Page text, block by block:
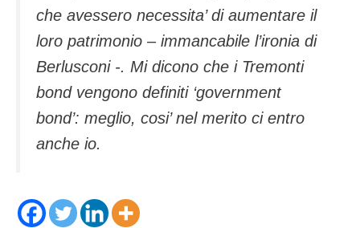
che avessero necessita’ di aumentare il
loro patrimonio – immancabile l’ironia di
Berlusconi -. Mi dicono che i Tremonti
bond vengono definiti ‘government
bond’: meglio, cosi’ nel merito ci entro
anche io.